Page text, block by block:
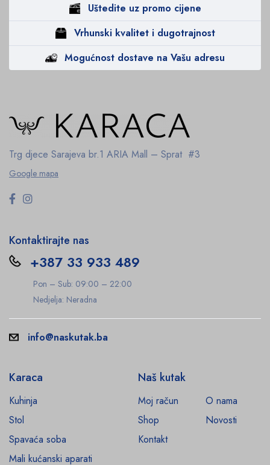
Uštedite uz promo cijene
Vrhunski kvalitet i dugotrajnost
Mogućnost dostave na Vašu adresu
Trg djece Sarajeva br.1 ARIA Mall – Sprat #3
Google mapa
Kontaktirajte nas
+387 33 933 489
Pon – Sub: 09:00 – 22:00
Nedjelja: Neradna
info@naskutak.ba
Karaca
Kuhinja
Stol
Spavaća soba
Mali kućanski aparati
Naš kutak
Moj račun
O nama
Shop
Novosti
Kontakt